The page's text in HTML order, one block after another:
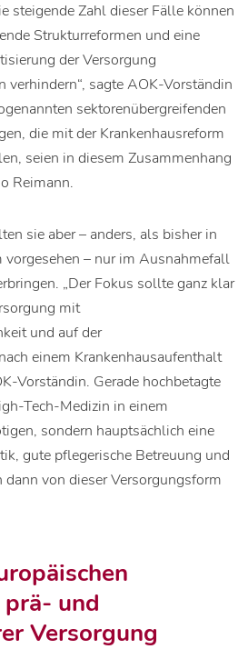
steigende Zahl dieser Fälle können
Strukturreformen und eine
der Versorgung
verhindern“, sagte AOK-Vorständin
sektorenübergreifenden
die mit der Krankenhausreform
seien in diesem Zusammenhang
Reimann.
sie aber – anders, als bisher in
vorgesehen – nur im Ausnahmefall
„Der Fokus sollte ganz klar
mit
und auf der
einem Krankenhausaufenthalt
Vorständin. Gerade hochbetagte
Tech-Medizin in einem
sondern hauptsächlich eine
gute pflegerische Betreuung und
von dieser Versorgungsform
und
Versorgung